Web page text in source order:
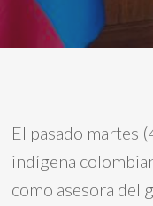
El pasado martes
indígena
como asesora del